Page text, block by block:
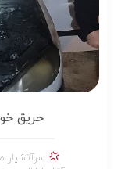
حریق خودروی
سرآتشیار